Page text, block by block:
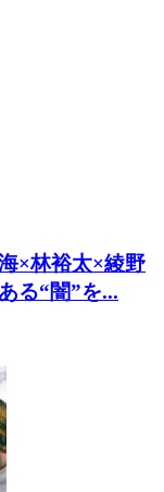
×林裕太×綾野
る“闇”を...